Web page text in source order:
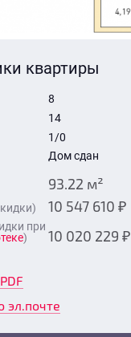
квартиры
8
14
1/0
Дом сдан
93.22 м²
10 547 610 ₽
при
) 10 020 229 ₽
эл.почте
Отправить